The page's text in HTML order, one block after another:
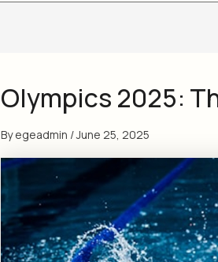
Olympics 2025:
Byegeadmin /June 25, 2025